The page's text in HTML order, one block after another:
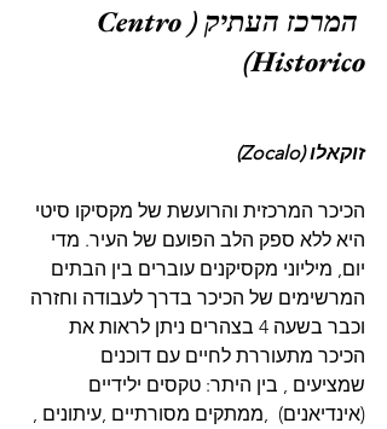
המרכז העתיק (Centro
Historico)
זוקאלו (Zocalo)
הכיכר המרכזית והרועשת של מקסיקו סיטי
היא ללא ספק הלב הפועם של העיר. מדי
יום, מיליוני מקסיקנים עוברים בין הבתים
המרשימים של הכיכר בדרך לעבודה וחזרה
וכבר בשעה 4 בצהרים ניתן לראות את
הכיכר מתעוררת לחיים עם דוכנים
שמציעים , בין היתר: טקסים ילידיים
(אינדיאנים)  ,ממתקים מסורתיים ,עיתונים ,